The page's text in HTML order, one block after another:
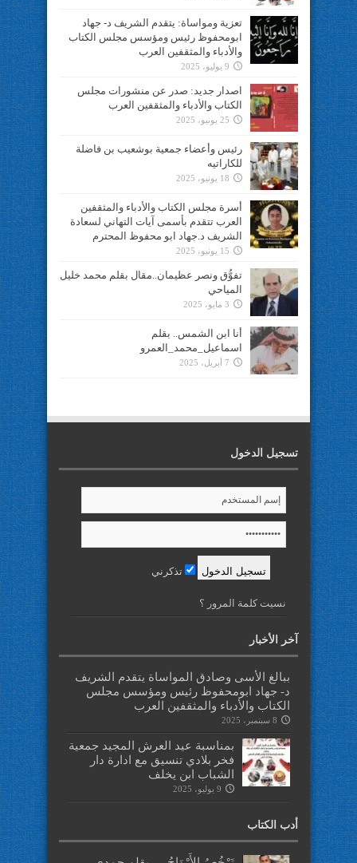
تعزية ومواساة: يتقدم الشريف د- جهاد
ابومحفوظ رئيس ومؤسس مجلس الكتاب
والأدباء والمثقفين العرب
9 يوليو، 2025
اصدار جديد: صدر عن منشورات مجلس
الكتاب والأدباء والمثقفين العرب
25 يونيو، 2025
رئيس وأعضاء جمعية بوشعيب بن فاضلة
للكاراتيه
18 يونيو، 2025
أسرة مجلس الكتاب والأدباء والمثقفين
العرب تتقدم بأسمى آيات التهاني لسعادة
الشريف د.جهاد ابو محفوظ المحترم
15 يونيو، 2025
تفوُّق ونصر عظيمان..مقال بقلم محمد خليل
المياحي
3 مايو، 2025
أنا ابن الشمس.. بقلم
اسماعيل_محمد_العمرو
7 أبريل، 2025
تسجيل الدخول
تذكرني
نسيت كلمة المرور ؟
آخر الأخبار
ببالغ الأسى وصادق المواساة يتقدم الشريف
د- جهاد ابومحفوظ رئيس ومؤسس مجلس
الكتاب والأدباء والمثقفين العرب
8 سبتمبر، 2025
بمناسبة عيد العرش المجيد جمعية
فخر بلادي تنسيق مع ادارة دار
الشباب ابن يخلف
9 يوليو، 2025
أدب الكتاب